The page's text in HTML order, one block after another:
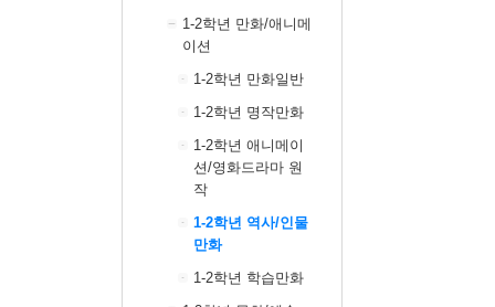
1-2학년 만화/애니메
이션
1-2학년 만화일반
1-2학년 명작만화
1-2학년 애니메이
션/영화드라마 원
작
1-2학년 역사/인물
만화
1-2학년 학습만화